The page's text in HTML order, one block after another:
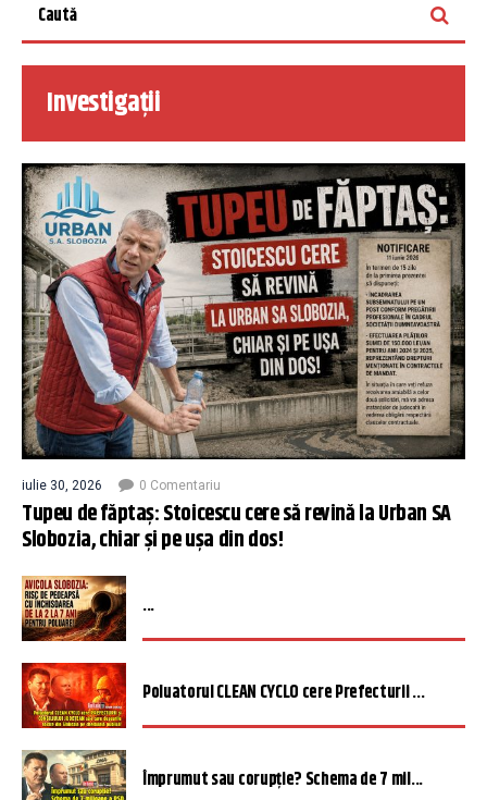
Investigații
iulie 30, 2026 0 Comentariu
Tupeu de făptaș: Stoicescu cere să revină la Urban SA
Slobozia, chiar și pe ușa din dos!
...
Poluatorul CLEAN CYCLO cere Prefecturii ...
Împrumut sau corupție? Schema de 7 mil...